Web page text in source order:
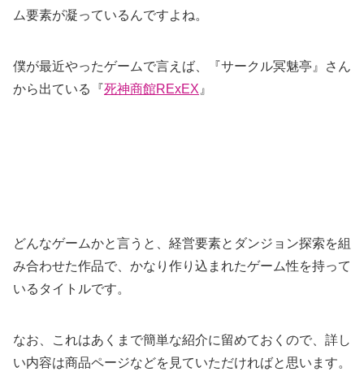
ム要素が凝っているんですよね。
僕が最近やったゲームで言えば、『サークル冥魅亭』さん
から出ている『死神商館RExEX 』
どんなゲームかと言うと、経営要素とダンジョン探索を組
み合わせた作品で、かなり作り込まれたゲーム性を持って
いるタイトルです。
なお、これはあくまで簡単な紹介に留めておくので、詳し
い内容は商品ページなどを見ていただければと思います。